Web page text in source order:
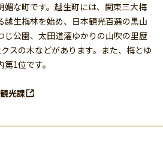
媚な町です。越生町には、関東三大梅
越生梅林を始め、日本観光百選の黒山
じ公園、太田道灌ゆかりの山吹の里歴
スの木などがあります。また、梅とゆ
1位です。
光課